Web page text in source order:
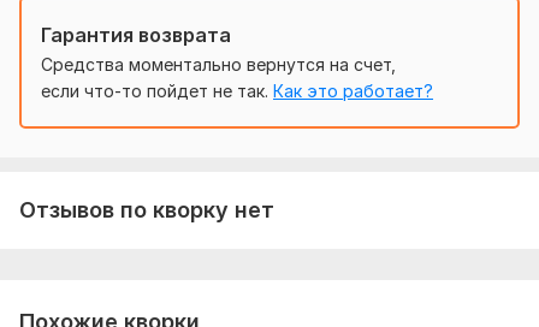
Гарантия возврата
Средства моментально вернутся на счет,
если что-то пойдет не так. Как это работает?
Отзывов по кворку нет
Похожие кворки